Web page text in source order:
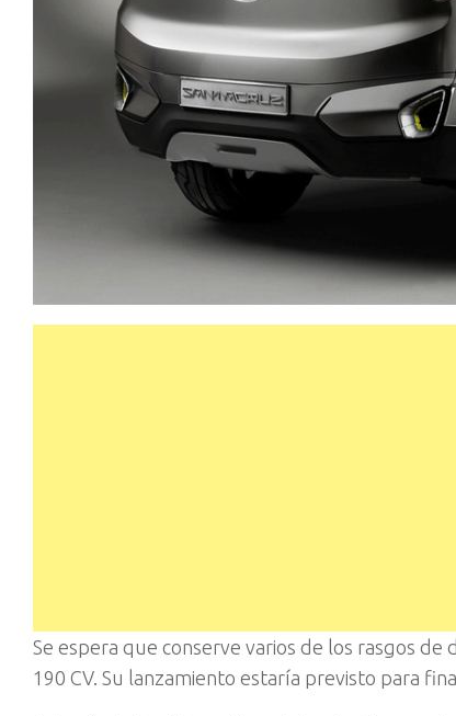
Se espera que conserve varios de los rasgos
190 CV. Su lanzamiento estaría previsto para